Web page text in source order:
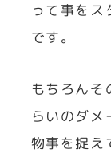
って事を
です。
もちろんそ
らいのダ
物事を捉え